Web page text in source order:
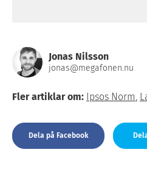
Jonas Nilsson
jonas@megafonen.nu
Fler artiklar om: Ipsos Norm,
Dela på Facebook